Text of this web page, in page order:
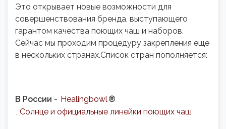
Это открывает новые возможности для
совершенствования бренда, выступающего
гарантом качества поющих чаш и наборов.
Сейчас мы проходим процедуру закрепления еще
в нескольких странах.Список стран пополняется:
В России - Healingbowl ®
, Солнце и официальные линейки поющих чаш